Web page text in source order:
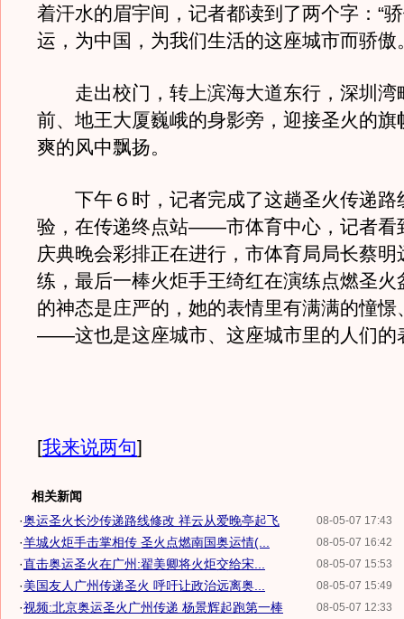
着汗水的眉宇间，记者都读到了两个字：“
运，为中国，为我们生活的这座城市而骄傲
走出校门，转上滨海大道东行，深圳湾
前、地王大厦巍峨的身影旁，迎接圣火的旗
爽的风中飘扬。
下午６时，记者完成了这趟圣火传递路
验，在传递终点站——市体育中心，记者看
庆典晚会彩排正在进行，市体育局局长蔡明
练，最后一棒火炬手王绮红在演练点燃圣火
的神态是庄严的，她的表情里有满满的憧憬
——这也是这座城市、这座城市里的人们的
[我来说两句]
相关新闻
08-05-07 17:43
·奥运圣火长沙传递路线修改 祥云从爱晚亭起飞
08-05-07 16:42
·羊城火炬手击掌相传 圣火点燃南国奥运情(...
08-05-07 15:53
·直击奥运圣火在广州:翟美卿将火炬交给宋...
08-05-07 15:49
·美国友人广州传递圣火 呼吁让政治远离奥...
08-05-07 12:33
·视频:北京奥运圣火广州传递 杨景辉起跑第一棒